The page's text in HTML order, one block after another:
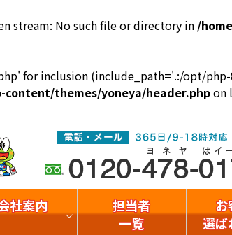
stream: No such file or directory in /
for inclusion (include_path='.:/opt/
themes/yoneya/header.phpon
社案内
担当者
一覧
お
選ば